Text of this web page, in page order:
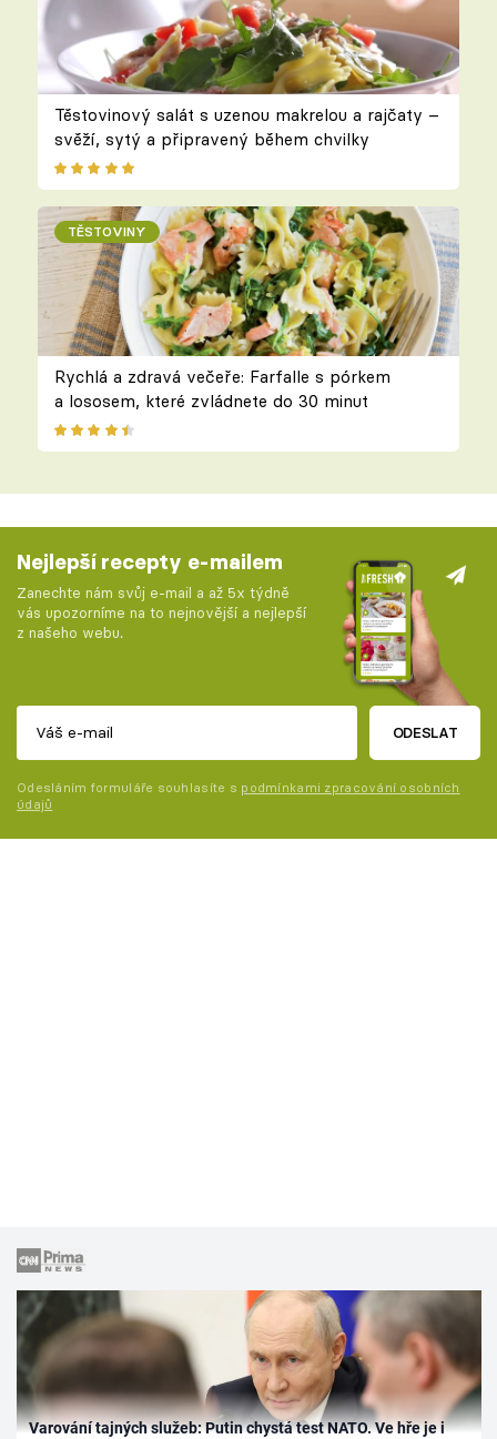
Těstovinový salát s uzenou makrelou a rajčaty –
svěží, sytý a připravený během chvilky
TĚSTOVINY
Rychlá a zdravá večeře: Farfalle s pórkem
a lososem, které zvládnete do 30 minut
Nejlepší recepty e-mailem
Zanechte nám svůj e-mail a až 5x týdně
vás upozorníme na to nejnovější a nejlepší
z našeho webu.
ODESLAT
Odesláním formuláře souhlasíte s podmínkami zpracování osobních
údajů
Varování tajných služeb: Putin chystá test NATO. Ve hře je i